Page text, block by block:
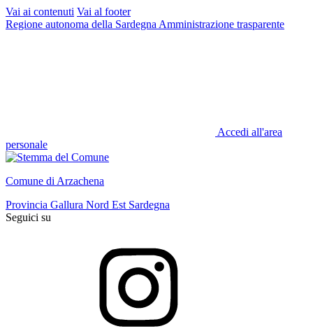
Vai ai contenuti Vai al footer
Regione autonoma della Sardegna Amministrazione trasparente
Accedi all'area
personale
Comune di Arzachena
Provincia Gallura Nord Est Sardegna
Seguici su